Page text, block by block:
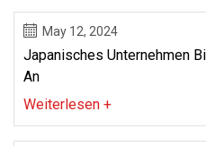
May 12, 2024
Japanisches Unternehmen
An
Weiterlesen +